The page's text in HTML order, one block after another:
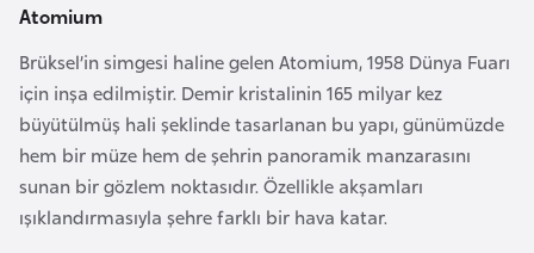
Atomium
Brüksel’in simgesi haline gelen Atomium, 1958 Dünya Fuarı
için inşa edilmiştir. Demir kristalinin 165 milyar kez
büyütülmüş hali şeklinde tasarlanan bu yapı, günümüzde
hem bir müze hem de şehrin panoramik manzarasını
sunan bir gözlem noktasıdır. Özellikle akşamları
ışıklandırmasıyla şehre farklı bir hava katar.
B
a
h
r
e
y
n